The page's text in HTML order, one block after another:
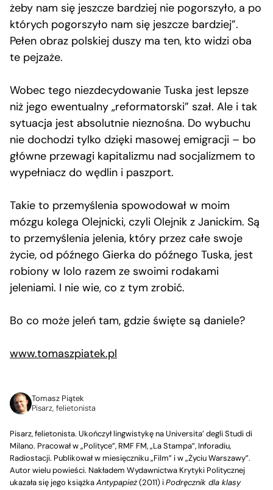
żeby nam się jeszcze bardziej nie pogorszyło, a po
których pogorszyło nam się jeszcze bardziej”.
Pełen obraz polskiej duszy ma ten, kto widzi oba
te pejzaże.
Wobec tego niezdecydowanie Tuska jest lepsze
niż jego ewentualny „reformatorski” szał. Ale i tak
sytuacja jest absolutnie nieznośna. Do wybuchu
nie dochodzi tylko dzięki masowej emigracji – bo
główne przewagi kapitalizmu nad socjalizmem to
wypełniacz do wędlin i paszport.
Takie to przemyślenia spowodował w moim
mózgu kolega Olejnicki, czyli Olejnik z Janickim. Są
to przemyślenia jelenia, który przez całe swoje
życie, od późnego Gierka do późnego Tuska, jest
robiony w lolo razem ze swoimi rodakami
jeleniami. I nie wie, co z tym zrobić.
Bo co może jeleń tam, gdzie święte są daniele?
www.tomaszpiatek.pl
Tomasz Piątek
Pisarz, felietonista
Pisarz, felietonista. Ukończył lingwistykę na Universita’ degli Studi di
Milano. Pracował w „Polityce”, RMF FM, „La Stampa”, Inforadiu,
Radiostacji. Publikował w miesięczniku „Film” i w „Życiu Warszawy”.
Autor wielu powieści. Nakładem Wydawnictwa Krytyki Politycznej
ukazała się jego książkaAntypapież(2011) iPodręcznik dla klasy